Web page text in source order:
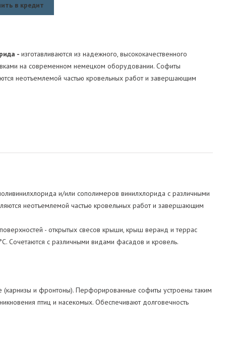
в кредит
- изготавливаются из надежного, высококачественного
на современном немецком оборудовании. Софиты
неотъемлемой частью кровельных работ и завершающим
и/или сополимеров винилхлорида с различными
неотъемлемой частью кровельных работ и завершающим
- открытых свесов крыши, крыш веранд и террас
Сочетаются с различными видами фасадов и кровель.
(карнизы и фронтоны). Перфорированные софиты устроены таким
птиц и насекомых. Обеспечивают долговечность